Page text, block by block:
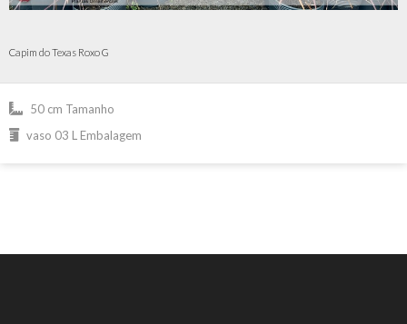
Capim do Texas Roxo G
50 cm Tamanho
vaso 03 L Embalagem